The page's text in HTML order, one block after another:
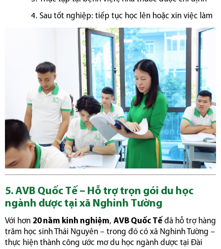
Sau tốt nghiệp: tiếp tục học lên hoặc xin việc làm
5. AVB Quốc Tế – Hỗ trợ trọn gói du học
ngành dược tại xã Nghinh Tường
Với hơn 20 năm kinh nghiệm, AVB Quốc Tế đã hỗ trợ hàng
trăm học sinh Thái Nguyên – trong đó có xã Nghinh Tường –
thực hiện thành công ước mơ du học ngành dược tại Đài